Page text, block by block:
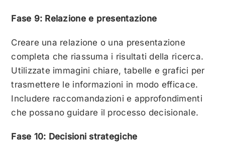
Fase 9: Relazione e presentazione
Creare una relazione o una presentazione
completa che riassuma i risultati della ricerca.
Utilizzate immagini chiare, tabelle e grafici per
trasmettere le informazioni in modo efficace.
Includere raccomandazioni e approfondimenti
che possano guidare il processo decisionale.
Fase 10: Decisioni strategiche